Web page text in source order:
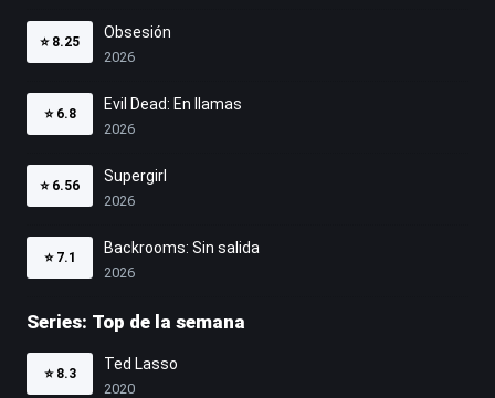
⭐ 8.25
Obsesión
2026
⭐ 6.8
Evil Dead: En llamas
2026
⭐ 6.56
Supergirl
2026
⭐ 7.1
Backrooms: Sin salida
2026
Series: Top de la semana
⭐ 8.3
Ted Lasso
2020